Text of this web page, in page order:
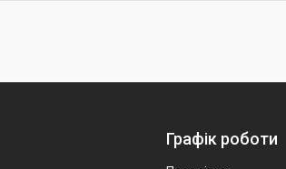
Графік роботи